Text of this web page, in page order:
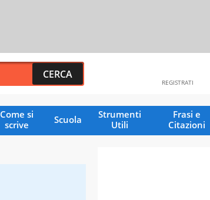
REGISTRATI
Come si
scrive
Scuola
Strumenti
Utili
Frasi e
Citazioni